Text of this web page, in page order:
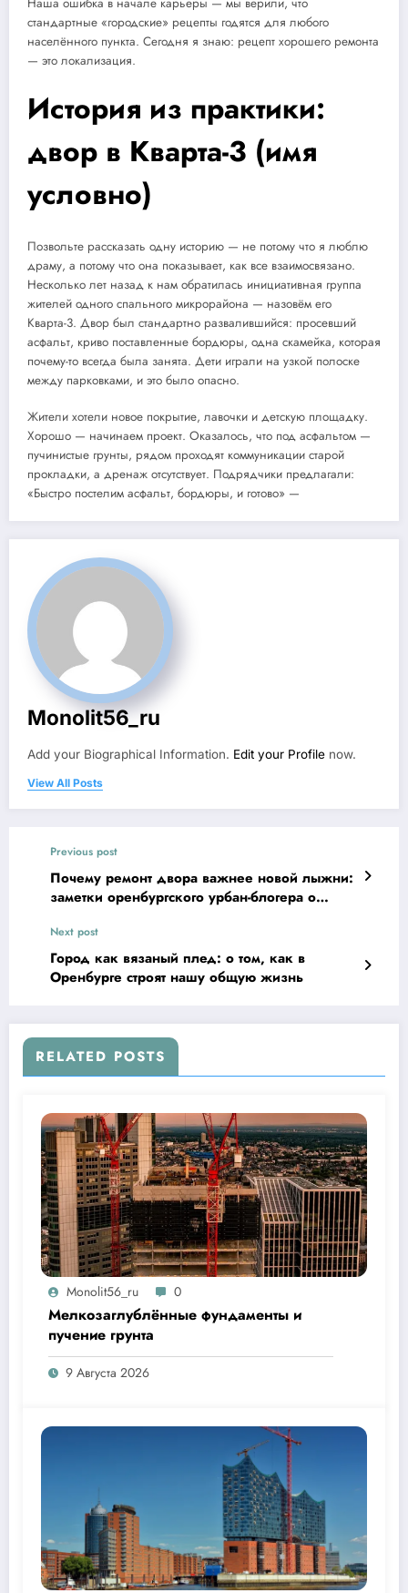
стандартные «городские» рецепты годятся для любого
населённого пункта. Сегодня я знаю: рецепт хорошего ремонта
— это локализация.
История из практики:
двор в Кварта-3 (имя
условно)
Позвольте рассказать одну историю — не потому что я люблю
драму, а потому что она показывает, как все взаимосвязано.
Несколько лет назад к нам обратилась инициативная группа
жителей одного спального микрорайона — назовём его
Кварта-3. Двор был стандартно развалившийся: просевший
асфальт, криво поставленные бордюры, одна скамейка, которая
почему-то всегда была занята. Дети играли на узкой полоске
между парковками, и это было опасно.
Жители хотели новое покрытие, лавочки и детскую площадку.
Хорошо — начинаем проект. Оказалось, что под асфальтом —
пучинистые грунты, рядом проходят коммуникации старой
прокладки, а дренаж отсутствует. Подрядчики предлагали:
«Быстро постелим асфальт, бордюры, и готово» —
Monolit56_ru
Add your Biographical Information. Edit your Profile now.
View All Posts
Previous post
Почему ремонт двора важнее новой лыжни:
заметки оренбургского урбан-блогера о
Next post
Город как вязаный плед: о том, как в
Оренбурге строят нашу общую жизнь
RELATED POSTS
Monolit56_ru 0
Мелкозаглублённые фундаменты и
пучение грунта
9 Августа 2026